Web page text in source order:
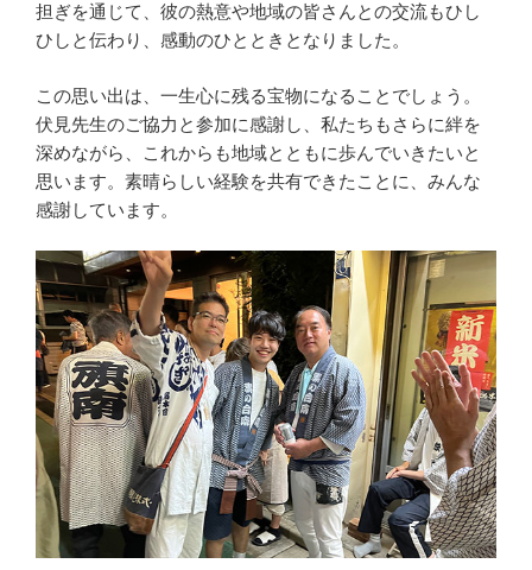
担ぎを通じて、彼の熱意や地域の皆さんとの交流もひし
ひしと伝わり、感動のひとときとなりました。
この思い出は、一生心に残る宝物になることでしょう。
伏見先生のご協力と参加に感謝し、私たちもさらに絆を
深めながら、これからも地域とともに歩んでいきたいと
思います。素晴らしい経験を共有できたことに、みんな
感謝しています。